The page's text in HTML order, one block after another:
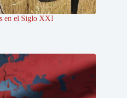
en el Siglo XXI